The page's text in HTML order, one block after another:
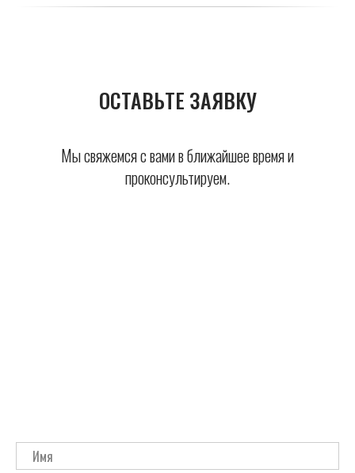
ОСТАВЬТЕ ЗАЯВКУ
Мы свяжемся с вами в ближайшее время и
проконсультируем.